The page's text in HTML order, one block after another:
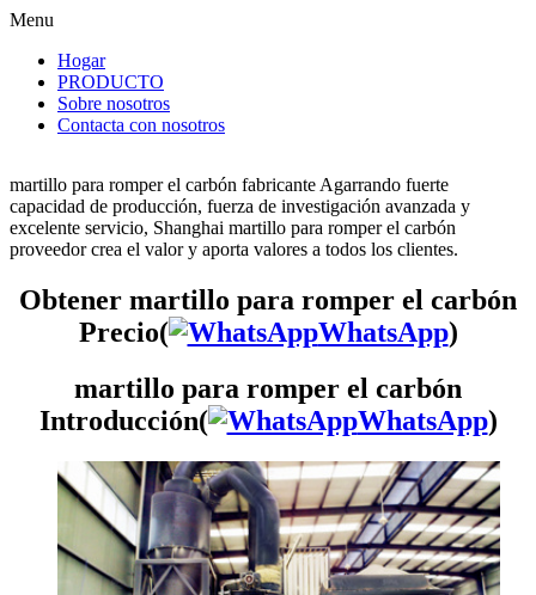
Menu
Hogar
PRODUCTO
Sobre nosotros
Contacta con nosotros
martillo para romper el carbón fabricante Agarrando fuerte
capacidad de producción, fuerza de investigación avanzada y
excelente servicio, Shanghai martillo para romper el carbón
proveedor crea el valor y aporta valores a todos los clientes.
Obtener martillo para romper el carbón
Precio(
WhatsApp)
martillo para romper el carbón
Introducción(
WhatsApp)